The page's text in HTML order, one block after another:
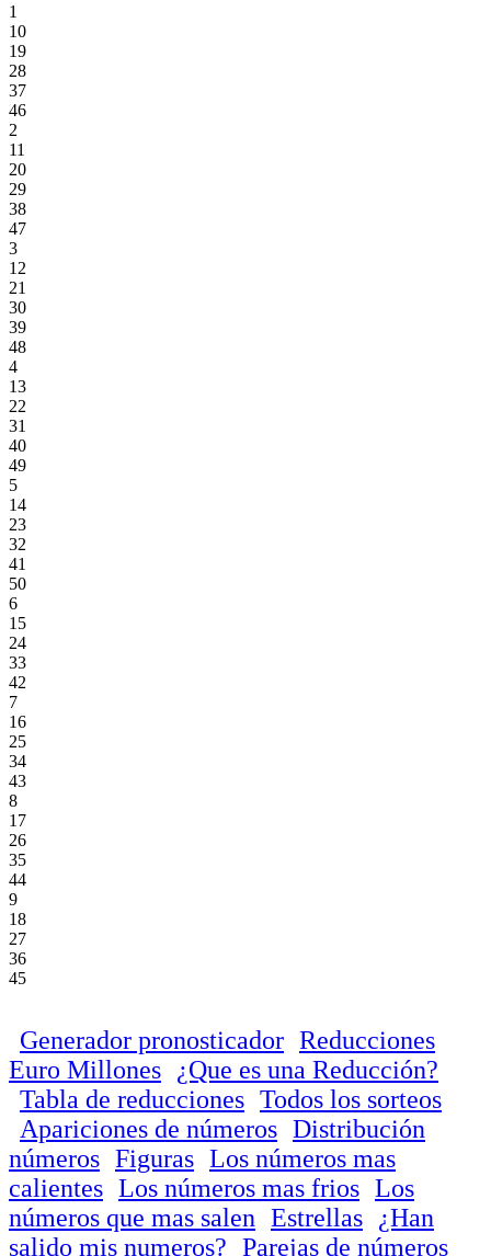
1
10
19
28
37
46
2
11
20
29
38
47
3
12
21
30
39
48
4
13
22
31
40
49
5
14
23
32
41
50
6
15
24
33
42
7
16
25
34
43
8
17
26
35
44
9
18
27
36
45
Generador pronosticador Reducciones
Euro Millones
¿Que es una Reducción?
Tabla de reducciones Todos los sorteos
Apariciones de números Distribución
números Figuras Los números mas
calientes Los números mas frios Los
números que mas salen Estrellas
¿Han
salido mis numeros? Parejas de números